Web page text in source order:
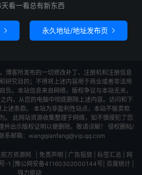
天看一看总有新东西
 永久地址/地址发布页 
博客所发布的一切修改补丁、注册机和注册信息
研究目的；不得将上述内容用于商业或者非法用
负。本站信息来自网络，版权争议与本站无关，
内，从您的电脑中彻底删除上述内容。访问和下
述条款。 本站为非盈利性站点，本站不贩卖软
。 此网站资源收集整理于网络，如不慎侵犯了您
并出示版权证明以便删除。敬请谅解！ 侵权删帖/
系邮箱：wangqianfang@vip.qq.com
方资源网 免责声明 广告投放| 标签汇总
网
-1 豫公网安备41160302000144号 百度统计|
强力驱动